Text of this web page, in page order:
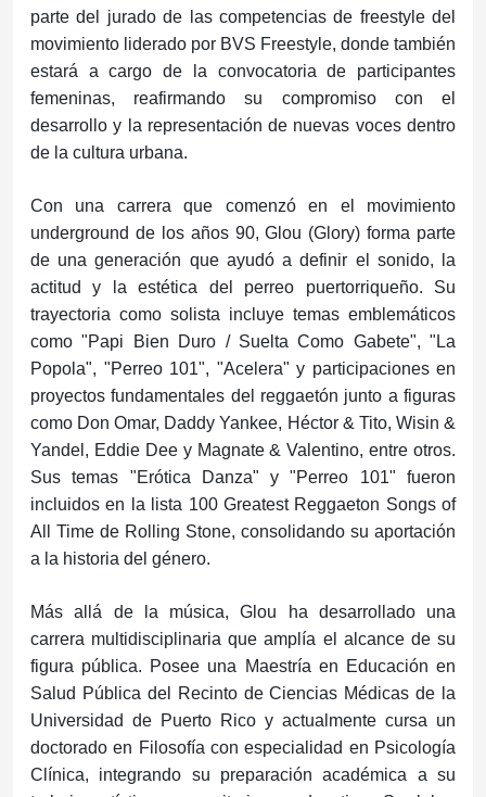
parte del jurado de las competencias de freestyle del
movimiento liderado por BVS Freestyle, donde también
estará a cargo de la convocatoria de participantes
femeninas, reafirmando su compromiso con el
desarrollo y la representación de nuevas voces dentro
de la cultura urbana.
Con una carrera que comenzó en el movimiento
underground de los años 90, Glou (Glory) forma parte
de una generación que ayudó a definir el sonido, la
actitud y la estética del perreo puertorriqueño. Su
trayectoria como solista incluye temas emblemáticos
como "Papi Bien Duro / Suelta Como Gabete", "La
Popola", "Perreo 101", "Acelera" y participaciones en
proyectos fundamentales del reggaetón junto a figuras
como Don Omar, Daddy Yankee, Héctor & Tito, Wisin &
Yandel, Eddie Dee y Magnate & Valentino, entre otros.
Sus temas "Erótica Danza" y "Perreo 101" fueron
incluidos en la lista 100 Greatest Reggaeton Songs of
All Time de Rolling Stone, consolidando su aportación
a la historia del género.
Más allá de la música, Glou ha desarrollado una
carrera multidisciplinaria que amplía el alcance de su
figura pública. Posee una Maestría en Educación en
Salud Pública del Recinto de Ciencias Médicas de la
Universidad de Puerto Rico y actualmente cursa un
doctorado en Filosofía con especialidad en Psicología
Clínica, integrando su preparación académica a su